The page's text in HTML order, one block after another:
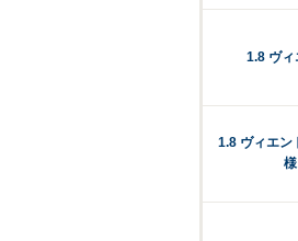
1.8 ヴィ
1.8 ヴィエン
様